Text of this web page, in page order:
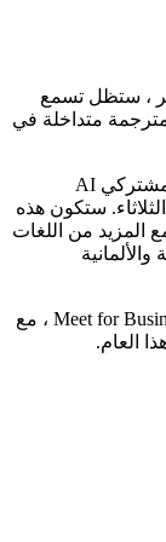
، ستظل تسمع
متداخلة في
ستبدأ ترجمة الكلام في Google Meet في طرح مشتركي AI
ستكون هذه
المزيد من اللغات
تقول Google إنها تقوم ببناء ترجمة الكلام في Meet for Busines ، مع
العام.